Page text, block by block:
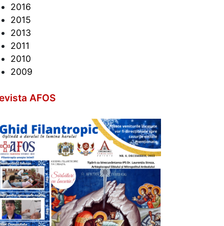
2016
2015
2013
2011
2010
2009
AFOS